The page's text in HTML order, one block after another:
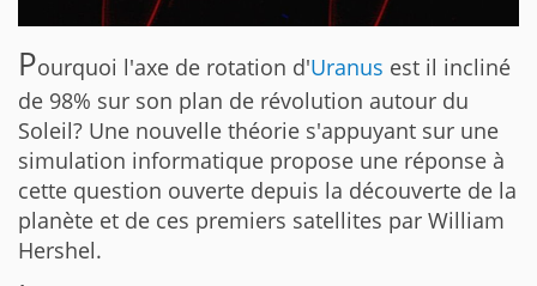
Pourquoi l'axe de rotation d'Uranus est il incliné
de 98% sur son plan de révolution autour du
Soleil? Une nouvelle théorie s'appuyant sur une
simulation informatique propose une réponse à
cette question ouverte depuis la découverte de la
planète et de ces premiers satellites par William
Hershel.